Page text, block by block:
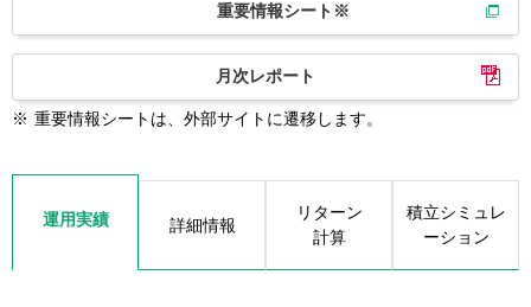
重要情報シート※
月次レポート
※ 重要情報シートは、外部サイトに遷移します。
運用実績 詳細情報
リターン
計算
積立シミュレ
ーション